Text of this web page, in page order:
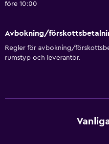
före 10:00
Avbokning/
Regler för avbokning/
rumstyp och leverantör.